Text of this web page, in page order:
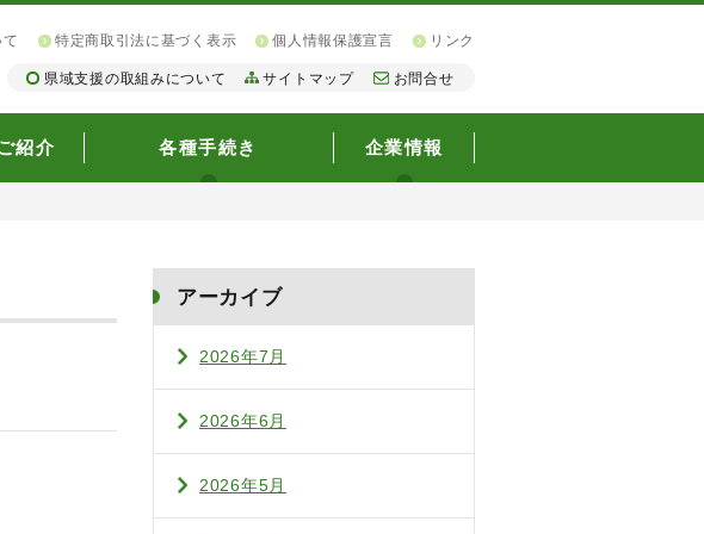
特定商取引法に基づく表示 個人情報保護宣言 リンク
県域支援の取組みについて サイトマップ お問合せ
紹介 各種手続き 企業情報
アーカイブ
2026年7月
2026年6月
2026年5月